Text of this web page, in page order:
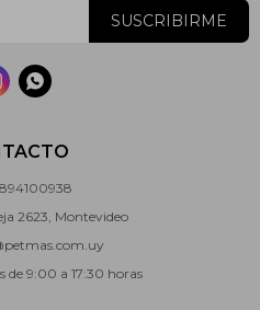
2623, Montevideo
de 9:00 a 17:30 horas
SUSCRIBIRME
